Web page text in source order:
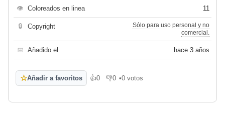
👁 Coloreados en linea 11
🔒 Copyright
Sólo para uso personal y no
comercial.
📅 Añadido el hace 3 años
☆Añadir a favoritos 👍0
Me gusta
👎0
No me gusta
•0 votos